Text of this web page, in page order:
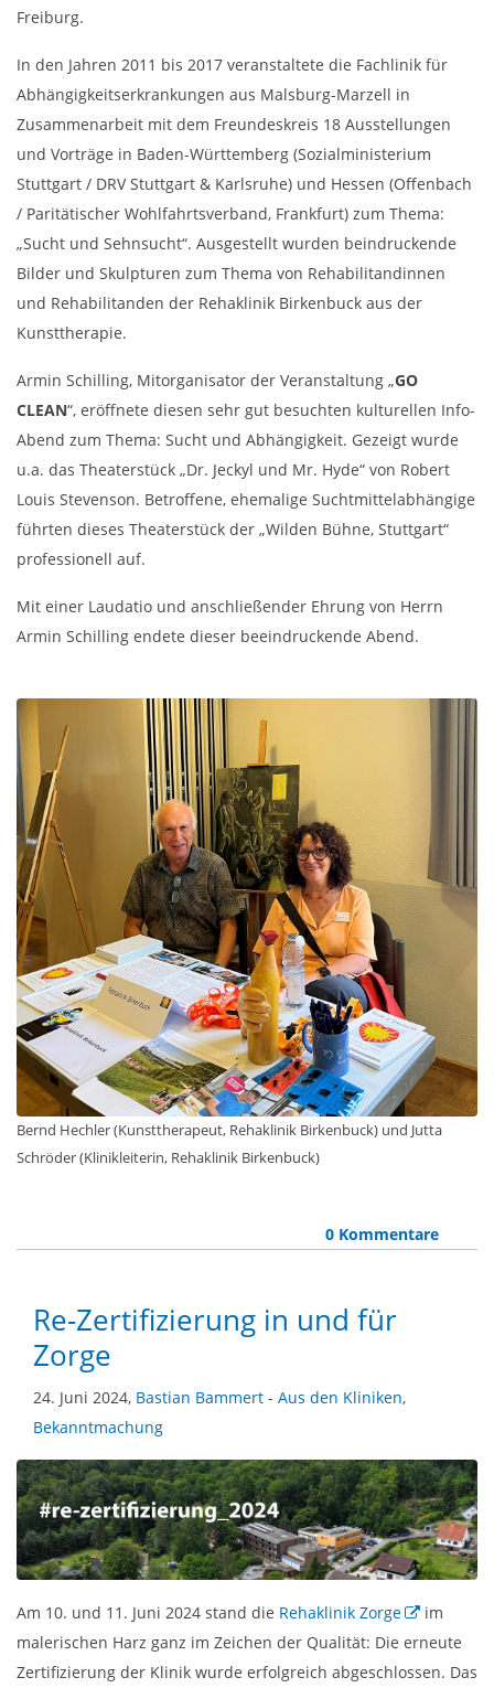
Freiburg.
In den Jahren 2011 bis 2017 veranstaltete die Fachlinik für
Abhängigkeitserkrankungen aus Malsburg-Marzell in
Zusammenarbeit mit dem Freundeskreis 18 Ausstellungen
und Vorträge in Baden-Württemberg (Sozialministerium
Stuttgart / DRV Stuttgart & Karlsruhe) und Hessen (Offenbach
/ Paritätischer Wohlfahrtsverband, Frankfurt) zum Thema:
„Sucht und Sehnsucht“. Ausgestellt wurden beindruckende
Bilder und Skulpturen zum Thema von Rehabilitandinnen
und Rehabilitanden der Rehaklinik Birkenbuck aus der
Kunsttherapie.
Armin Schilling, Mitorganisator der Veranstaltung „GO
CLEAN“, eröffnete diesen sehr gut besuchten kulturellen Info-
Abend zum Thema: Sucht und Abhängigkeit. Gezeigt wurde
u.a. das Theaterstück „Dr. Jeckyl und Mr. Hyde“ von Robert
Louis Stevenson. Betroffene, ehemalige Suchtmittelabhängige
führten dieses Theaterstück der „Wilden Bühne, Stuttgart“
professionell auf.
Mit einer Laudatio und anschließender Ehrung von Herrn
Armin Schilling endete dieser beeindruckende Abend.
Bernd Hechler (Kunsttherapeut, Rehaklinik Birkenbuck) und Jutta
Schröder (Klinikleiterin, Rehaklinik Birkenbuck)
0 Kommentare
Re-Zertifizierung in und für
Zorge
24. Juni 2024, Bastian Bammert - Aus den Kliniken,
Bekanntmachung
Am 10. und 11. Juni 2024 stand die Rehaklinik Zorge
im
malerischen Harz ganz im Zeichen der Qualität: Die erneute
Zertifizierung der Klinik wurde erfolgreich abgeschlossen. Das